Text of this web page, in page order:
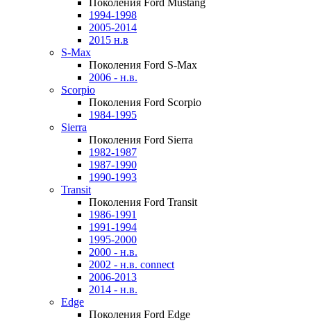
Поколения Ford Mustang
1994-1998
2005-2014
2015 н.в
S-Max
Поколения Ford S-Max
2006 - н.в.
Scorpio
Поколения Ford Scorpio
1984-1995
Sierra
Поколения Ford Sierra
1982-1987
1987-1990
1990-1993
Transit
Поколения Ford Transit
1986-1991
1991-1994
1995-2000
2000 - н.в.
2002 - н.в. connect
2006-2013
2014 - н.в.
Edge
Поколения Ford Edge